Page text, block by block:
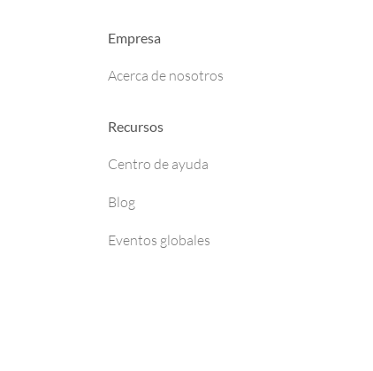
Empresa
Acerca de nosotros
Recursos
Centro de ayuda
Blog
Eventos globales